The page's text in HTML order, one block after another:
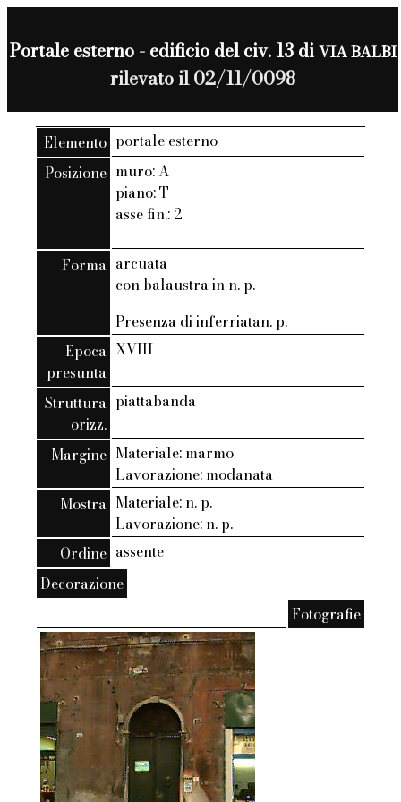
Portale esterno - edificio del civ. 13 diVIA BALBI
rilevato il 02/11/0098
Elemento portale esterno
Posizione muro: A
piano: T
asse fin.: 2
Forma arcuata
con balaustra in n. p.
Presenza di inferriatan. p.
Epoca
presunta
XVIII
Struttura
orizz.
piattabanda
Margine Materiale: marmo
Lavorazione: modanata
Mostra Materiale: n. p.
Lavorazione: n. p.
Ordine assente
Decorazione
Fotografie